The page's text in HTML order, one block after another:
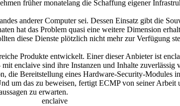
früher monatelang die Schaffung eigener
anderer Computer sei. Dessen Einsatz gibt die
hat das Problem quasi eine weitere Dimension
diese Dienste plötzlich nicht mehr zur Verfügung
Produkte entwickelt. Einer dieser Anbieter ist
enclaive sind ihre Instanzen und Inhalte
die Bereitstellung eines Hardware-Security-
um das zu beweisen, fertigt ECMP von seiner
zu erwarten.
enclaive